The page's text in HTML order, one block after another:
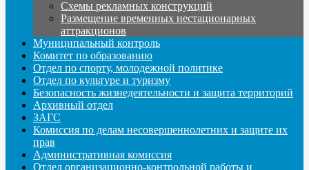
Схемы рекламных конструкций
Размещение временных нестационарных
аттракционов
Муниципальный контроль
Комитет по образованию
Отдел по спорту, молодежной политике
Отдел по культуре и туризму
Безопасность жизнедеятельности и защита территорий
Архивный отдел
ЗАГС
Комиссия по делам несовершеннолетних и защите их
прав
Административная комиссия
Отдел организационно-контрольной работы и